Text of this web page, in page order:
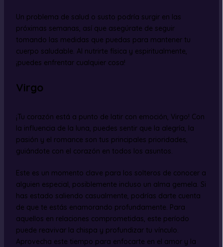
Un problema de salud o susto podría surgir en las
próximas semanas, así que asegúrate de seguir
tomando las medidas que puedas para mantener tu
cuerpo saludable. Al nutrirte física y espiritualmente,
¡puedes enfrentar cualquier cosa!
Virgo
¡Tu corazón está a punto de latir con emoción, Virgo! Con
la influencia de la luna, puedes sentir que la alegría, la
pasión y el romance son tus principales prioridades,
guiándote con el corazón en todos los asuntos.
Este es un momento clave para los solteros de conocer a
alguien especial, posiblemente incluso un alma gemela. Si
has estado saliendo casualmente, podrías darte cuenta
de que te estás enamorando profundamente. Para
aquellos en relaciones comprometidas, este período
puede reavivar la chispa y profundizar tu vínculo.
Aprovecha este tiempo para enfocarte en el amor y la